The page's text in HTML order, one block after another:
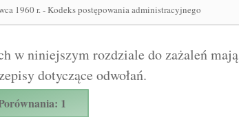
1960 r. - Kodeks postępowania administracyjnego
w niniejszym rozdziale do zażaleń mają
dotyczące odwołań.
1